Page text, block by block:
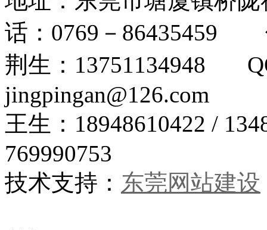
话：0769－86435459
荆生：13751134948
jingpingan@126.com
王生：
769990753
技术支持： 东莞网站建设